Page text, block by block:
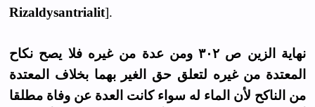
Rizaldysantrialit].
نهاية الزين ص ٣٠٢ ومن عدة من غيره فلا يصح نكاح
المعتدة من غيره لتعلق حق الغير بهما بخلاف المعتدة
من الناكح لأن الماء له سواء كانت العدة عن وفاة مطلقا